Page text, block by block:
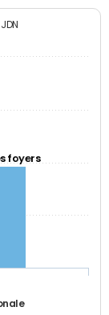
foyers